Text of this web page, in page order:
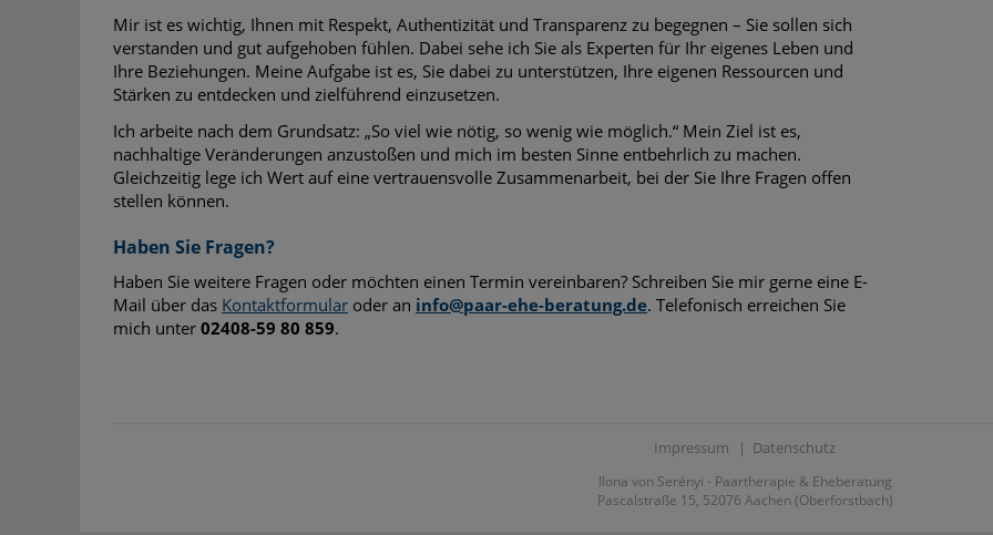
Mir ist es wichtig, Ihnen mit Respekt, Authentizität und Transparenz zu begegnen – Sie sollen sich
verstanden und gut aufgehoben fühlen. Dabei sehe ich Sie als Experten für Ihr eigenes Leben und
Ihre Beziehungen. Meine Aufgabe ist es, Sie dabei zu unterstützen, Ihre eigenen Ressourcen und
Stärken zu entdecken und zielführend einzusetzen.
Ich arbeite nach dem Grundsatz: „So viel wie nötig, so wenig wie möglich.“ Mein Ziel ist es,
nachhaltige Veränderungen anzustoßen und mich im besten Sinne entbehrlich zu machen.
Gleichzeitig lege ich Wert auf eine vertrauensvolle Zusammenarbeit, bei der Sie Ihre Fragen offen
stellen können.
Haben Sie Fragen?
Haben Sie weitere Fragen oder möchten einen Termin vereinbaren? Schreiben Sie mir gerne eine E-
Mail über das Kontaktformular oder an info@paar-ehe-beratung.de. Telefonisch erreichen Sie
mich unter 02408-59 80 859.
Impressum | Datenschutz
Ilona von Serényi - Paartherapie & Eheberatung
Pascalstraße 15, 52076 Aachen (Oberforstbach)